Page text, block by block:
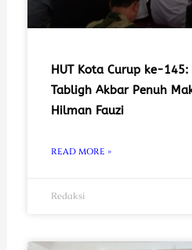
HUT Kota Curup ke-
Tabligh Akbar Penuh
Hilman Fauzi
READ MORE »
Redaksi